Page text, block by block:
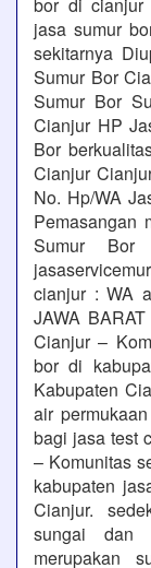
jasa sumur
sekitarnya
Sumur Bor
Sumur Bor
Cianjur HP
Bor
Cianjur
No. Hp/WA
Pemasangan
Sumur
cianjur : WA
JAWA
Cianjur –
bor di
Kabupaten
air
bagi jasa test
– Komunitas
kabupaten
Cianjur.
sungai dan
merupakan